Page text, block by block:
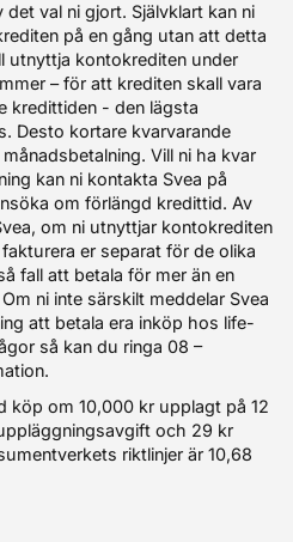
val ni gjort. Självklart kan ni
på en gång utan att detta
utnyttja kontokrediten under
– för att krediten skall vara
kredittiden - den lägsta
Desto kortare kvarvarande
Vill ni ha kvar
kan ni kontakta Svea på
om förlängd kredittid. Av
om ni utnyttjar kontokrediten
er separat för de olika
fall att betala för mer än en
ni inte särskilt meddelar Svea
att betala era inköp hos life-
så kan du ringa 08 –
köp om 10,000 kr upplagt på 12
och 29 kr
riktlinjer är 10,68